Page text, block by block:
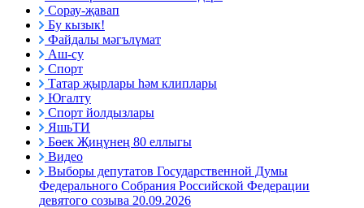
Сорау-җавап
Бу кызык!
Файдалы мәгълүмат
Аш-су
Спорт
Татар җырлары һәм клиплары
Югалту
Спорт йолдызлары
ЯшьТИ
Бөек Җиңүнең 80 еллыгы
Видео
Выборы депутатов Государственной Думы
Федерального Собрания Российской Федерации
девятого созыва 20.09.2026